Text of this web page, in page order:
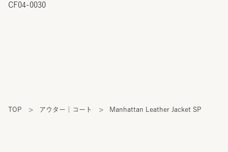
CF04-0030
TOP > アウター｜コート > Manhattan Leather Jacket SP